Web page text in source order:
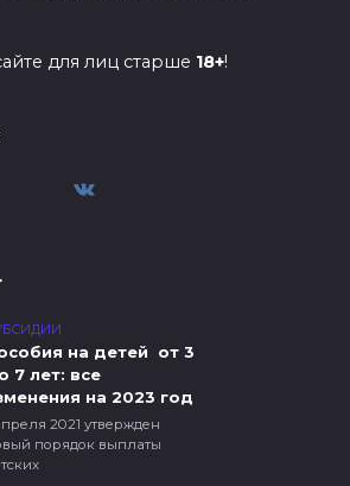
для лиц старше 18+!
на детей от 3
7 лет: все
на 2023 год
2021 утвержден
порядок выплаты